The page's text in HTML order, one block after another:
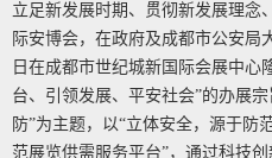
立足新发展时期、贯彻新发展理念
际安博会，在政府及成都市公安局
日在成都市世纪城新国际会展中心
台、引领发展、平安社会”的办展
防”为主题，以“立体安全，源于防
范展览供需服务平台”，通过科技